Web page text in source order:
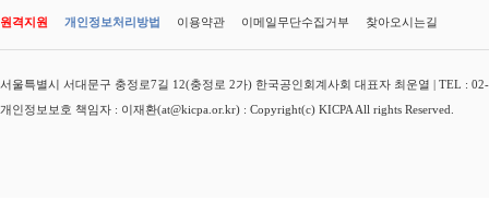
원격지원 개인정보처리방법 이용약관 이메일무단수집거부 찾아오시는길
서울특별시 서대문구 충정로7길 12(충정로 2가) 한국공인회계사회 대표자 최운열 | TEL :
개인정보보호 책임자 : 이재환(at@kicpa.or.kr) : Copyright(c) KICPA All rights Reserved.